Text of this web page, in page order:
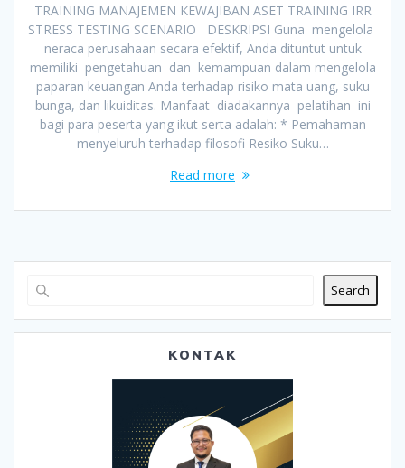
TRAINING MANAJEMEN KEWAJIBAN ASET TRAINING IRR
STRESS TESTING SCENARIO DESKRIPSI Guna mengelola
neraca perusahaan secara efektif, Anda dituntut untuk
memiliki pengetahuan dan kemampuan dalam mengelola
paparan keuangan Anda terhadap risiko mata uang, suku
bunga, dan likuiditas. Manfaat diadakannya pelatihan ini
bagi para peserta yang ikut serta adalah: * Pemahaman
menyeluruh terhadap filosofi Resiko Suku…
Read more
Search
KONTAK